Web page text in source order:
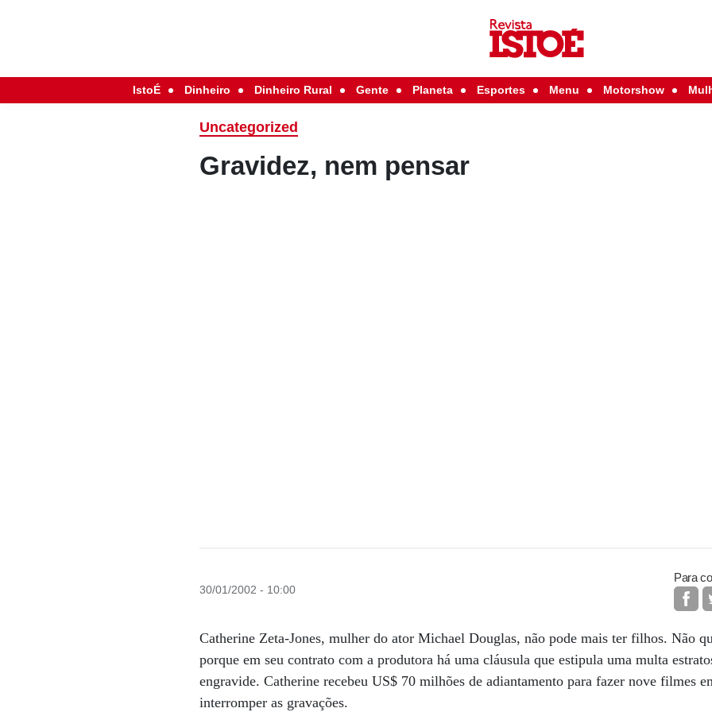
IstoÉ Dinheiro Dinheiro Rural Gente Planeta Esportes Menu Motorshow
Uncategorized
Gravidez, nem pensar
30/01/2002 - 10:00
Para
Catherine Zeta-Jones, mulher do ator Michael Douglas, não pode mais ter filhos. Não
porque em seu contrato com a produtora há uma cláusula que estipula uma multa
engravide. Catherine recebeu US$ 70 milhões de adiantamento para fazer nove filmes
interromper as gravações.